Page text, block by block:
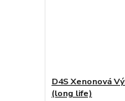
D4S Xenonová
(long life)